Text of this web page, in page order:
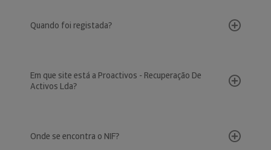
Quando foi registada?
Em que site está a Proactivos - Recuperação De
Activos Lda?
Onde se encontra o NIF?